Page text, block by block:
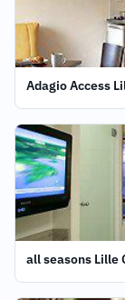
Adagio Access
all seasons Lille